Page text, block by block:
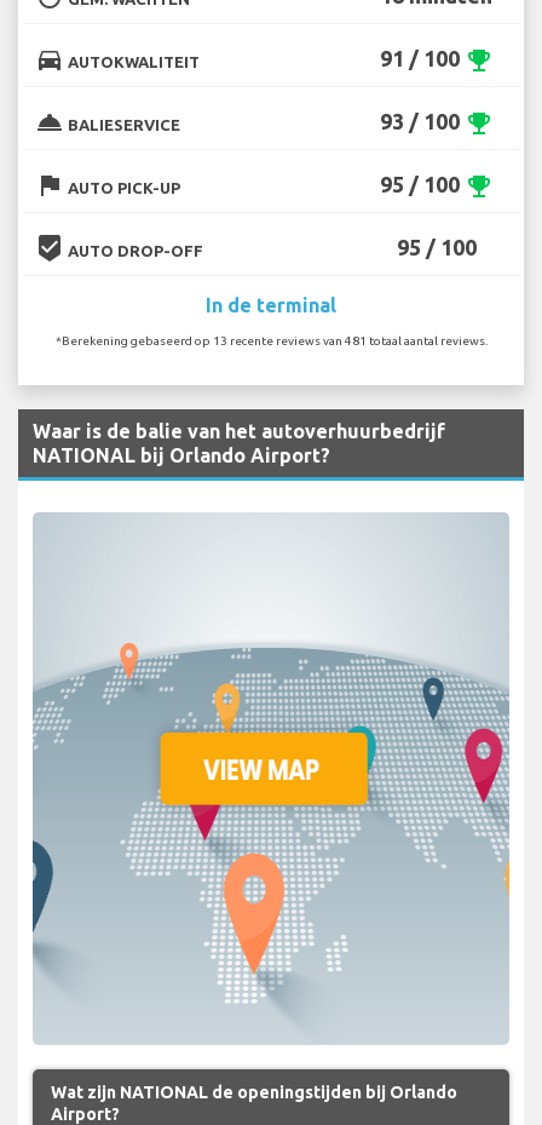
directions_car AUTOKWALITEIT 91 / 100 emoji_events
room_service BALIESERVICE 93 / 100 emoji_events
flag AUTO PICK-UP 95 / 100 emoji_events
beenhere AUTO DROP-OFF 95 / 100
In de terminal
*Berekening gebaseerd op 13 recente reviews van 481 totaal aantal reviews.
Waar is de balie van het autoverhuurbedrijf
NATIONAL bij Orlando Airport?
Wat zijn NATIONAL de openingstijden bij Orlando
Airport?